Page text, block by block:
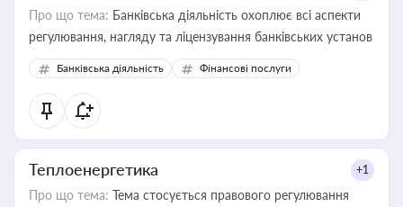
Про що тема: Банківська діяльність охоплює всі аспекти
регулювання, нагляду та ліцензування банківських установ
Банківська діяльність Фінансові послуги
Теплоенергетика +1
Про що тема: Тема стосується правового регулювання